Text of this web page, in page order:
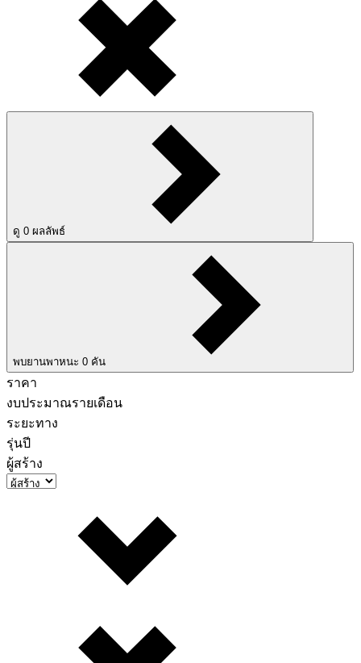
ดู 0 ผลลัพธ์
พบยานพาหนะ 0 คัน
ราคา
งบประมาณรายเดือน
ระยะทาง
รุ่นปี
ผู้สร้าง